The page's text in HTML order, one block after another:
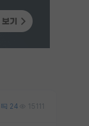
24 15111